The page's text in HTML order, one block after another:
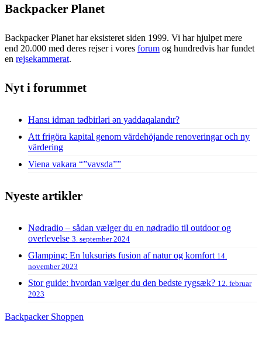
Backpacker Planet
Backpacker Planet har eksisteret siden 1999. Vi har hjulpet mere
end 20.000 med deres rejser i vores forum og hundredvis har fundet
en rejsekammerat.
Nyt i forummet
Hansı idman tədbirləri ən yaddaqalandır?
Att frigöra kapital genom värdehöjande renoveringar och ny
värdering
Viena vakara “”vavsda””
Nyeste artikler
Nødradio – sådan vælger du en nødradio til outdoor og
overlevelse 3. september 2024
Glamping: En luksuriøs fusion af natur og komfort 14.
november 2023
Stor guide: hvordan vælger du den bedste rygsæk? 12. februar
2023
Backpacker Shoppen